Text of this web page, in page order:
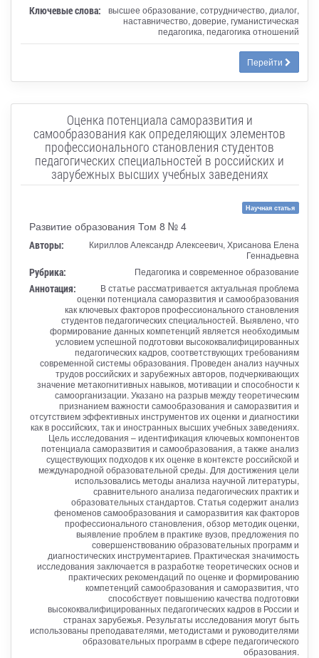
Ключевые слова:
высшее образование, сотрудничество, диалог,
наставничество, доверие, гуманистическая
педагогика, педагогика отношений
Перейти
Оценка потенциала саморазвития и
самообразования как определяющих элементов
профессионального становления студентов
педагогических специальностей в российских и
зарубежных высших учебных заведениях
Научная статья
Развитие образования Том 8 № 4
Авторы:
Кириллов Александр Алексеевич, Хрисанова Елена
Геннадьевна
Рубрика: Педагогика и современное образование
Аннотация:
В статье рассматривается актуальная проблема
оценки потенциала саморазвития и самообразования
как ключевых факторов профессионального становления
студентов педагогических специальностей. Выявлено, что
формирование данных компетенций является необходимым
условием успешной подготовки высококвалифицированных
педагогических кадров, соответствующих требованиям
современной системы образования. Проведен анализ научных
трудов российских и зарубежных авторов, подчеркивающих
значение метакогнитивных навыков, мотивации и способности к
самоорганизации. Указано на разрыв между теоретическим
признанием важности самообразования и саморазвития и
отсутствием эффективных инструментов их оценки и диагностики
как в российских, так и иностранных высших учебных заведениях.
Цель исследования – идентификация ключевых компонентов
потенциала саморазвития и самообразования, а также анализ
существующих подходов к их оценке в контексте российской и
международной образовательной среды. Для достижения цели
использовались методы анализа научной литературы,
сравнительного анализа педагогических практик и
образовательных стандартов. Статья содержит анализ
феноменов самообразования и саморазвития как факторов
профессионального становления, обзор методик оценки,
выявление проблем в практике вузов, предложения по
совершенствованию образовательных программ и
диагностических инструментариев. Практическая значимость
исследования заключается в разработке теоретических основ и
практических рекомендаций по оценке и формированию
компетенций самообразования и саморазвития, что
способствует повышению качества подготовки
высококвалифицированных педагогических кадров в России и
странах зарубежья. Результаты исследования могут быть
использованы преподавателями, методистами и руководителями
образовательных программ в сфере педагогического
образования.